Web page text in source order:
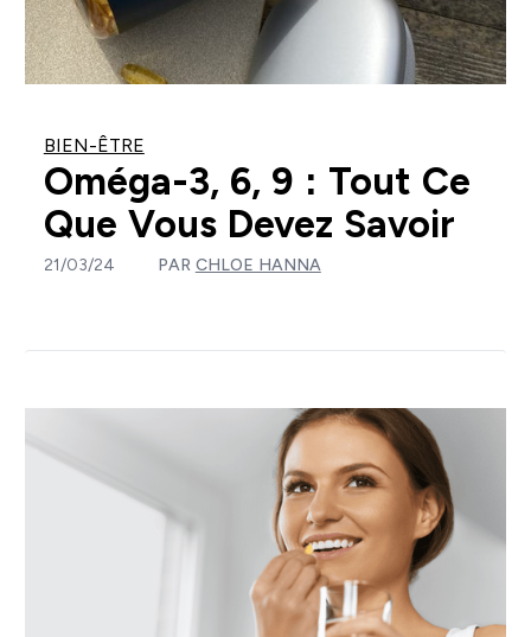
BIEN-ÊTRE
Oméga-3, 6, 9 : Tout Ce
Que Vous Devez Savoir
21/03/24 PAR CHLOE HANNA